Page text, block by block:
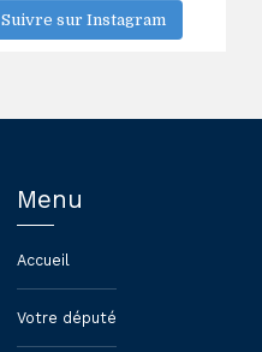
Suivre sur Instagram
Menu
Accueil
Votre député